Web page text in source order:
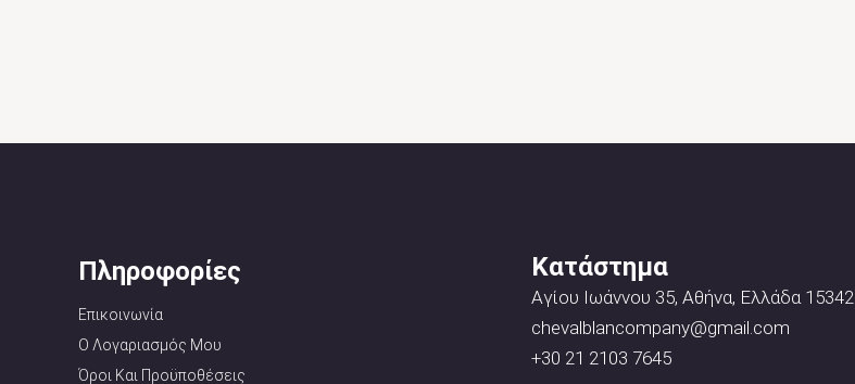
Πληροφορίες
Επικοινωνία
Ο Λογαριασμός Μου
Όροι Και Προϋποθέσεις
Κατάστημα
Αγίου Ιωάννου 35, Αθήνα, Ελλάδα 15342
chevalblancompany@gmail.com
+30 21 2103 7645